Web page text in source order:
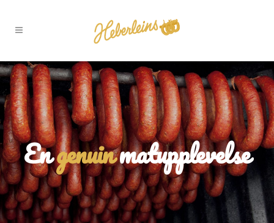
Engenuinmatupplevelse